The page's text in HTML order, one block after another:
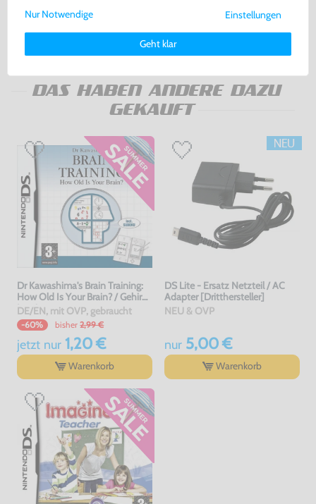
nur16,99 € 22,99 €
DAS HABEN ANDERE DAZU
GEKAUFT
Dr Kawashima's Brain Training:
How Old Is Your Brain? / Gehirn
Jogging
DE/EN, mit OVP, gebraucht
-60% bisher 2,99 €
jetzt nur1,20 €
Warenkorb
DS Lite - Ersatz Netzteil / AC
Adapter [Dritthersteller]
NEU & OVP
nur5,00 €
Warenkorb
Weitere Informationen zu den von uns verwendeten Cookies und
Deinen Rechten als Nutzer findest Du in unsererDaten­schutz­
Impressum.
Einstellungen
Geht klar
Nur Notwendige